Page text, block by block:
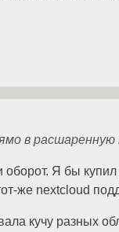
в расшаренную
Я бы
же nextcloud
кучу разных